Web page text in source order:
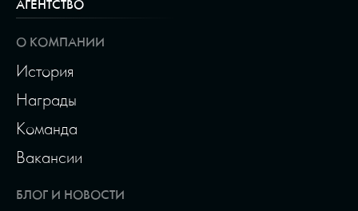
АГЕНТСТВО
О КОМПАНИИ
История
Награды
Команда
Вакансии
БЛОГ И НОВОСТИ